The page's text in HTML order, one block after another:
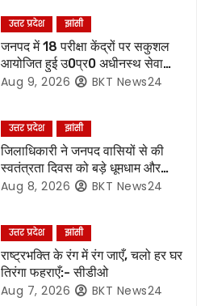
उत्तर प्रदेश झांसी
जनपद में 18 परीक्षा केंद्रों पर सकुशल
आयोजित हुई उ0प्र0 अधीनस्थ सेवा
चयन आयोग की प्राविधिक सहायक ग्रुप
Aug 9, 2026 BKT News24
उत्तर प्रदेश झांसी
जिलाधिकारी ने जनपद वासियों से की
स्वतंत्रता दिवस को बड़े धूमधाम और
हर्षोल्लास के साथ मनाएं जाने की अपील
Aug 8, 2026 BKT News24
उत्तर प्रदेश झांसी
राष्ट्रभक्ति के रंग में रंग जाएँ, चलो हर घर
तिरंगा फहराएँ:- सीडीओ
Aug 7, 2026 BKT News24